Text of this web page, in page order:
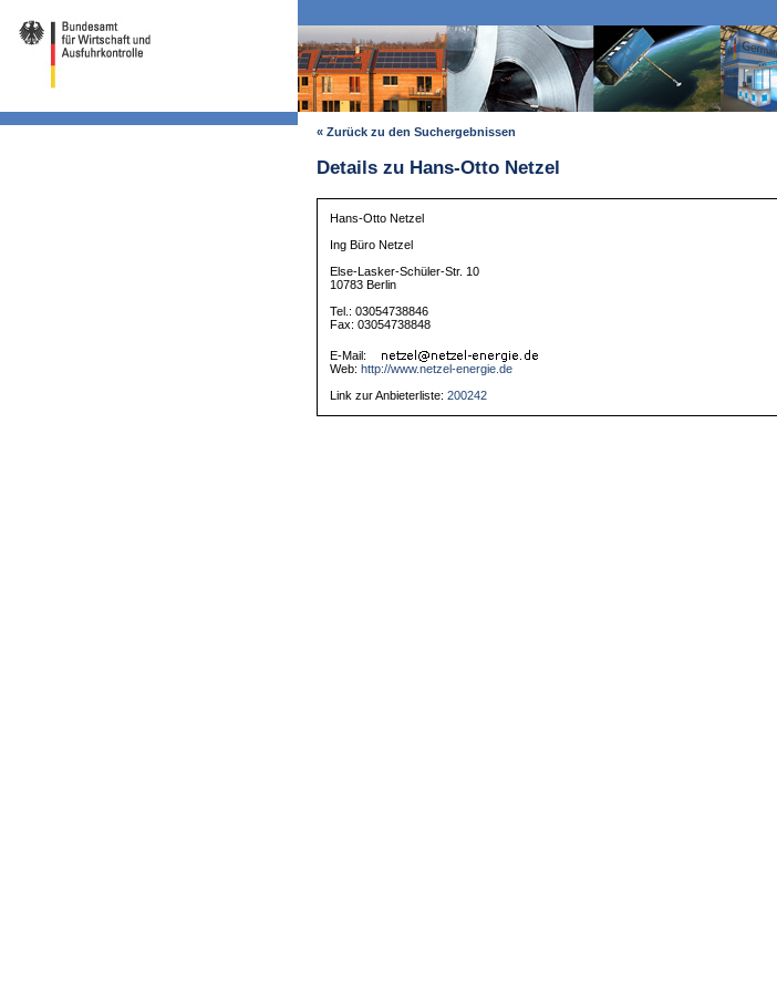
« Zurück zu den Suchergebnissen
Details zu Hans-Otto Netzel
Hans-Otto Netzel
Ing Büro Netzel
Else-Lasker-Schüler-Str. 10
10783 Berlin
Tel.: 03054738846
Fax: 03054738848
E-Mail:
Web: http://www.netzel-energie.de
Link zur Anbieterliste:200242